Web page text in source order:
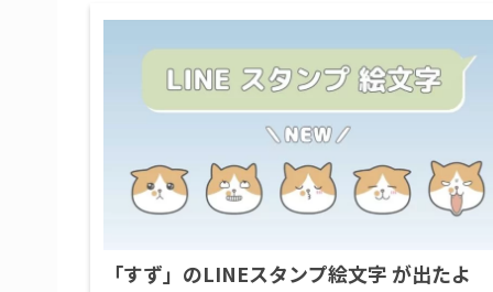
「すず」のLINEスタンプ絵文字 が出たよ